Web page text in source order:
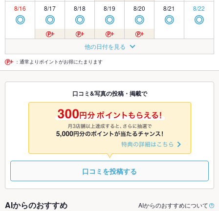
8/16
◎
8/17
◎
8/18
◎
8/19
◎
8/20
◎
8/21
◎
8/22
◎
◎ ◎
8/25
◎
8/26
◎
8/27
◎ ◎ ◎
8/30 8/31 9/1
◎
9/2
◎
9/3
◎
9/4 9/5
9/8
◎
9/9
◎
9/10
◎
9/11
他の日付を見る
：通常よりポイントがお得にたまります
口コミ&写真の投稿・掲載で
口コミを投稿する
AIからのおすすめ AIからのおすすめについて